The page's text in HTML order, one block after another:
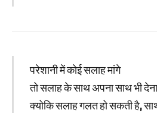
परेशानी में कोई सलाह मांगे
तो सलाह के साथ अपना साथ भी
क्योकि सलाह गलत हो सकती है,